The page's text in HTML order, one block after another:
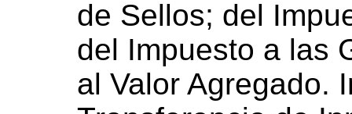
de Sellos; del
del Impuesto a las
al Valor Agregado.